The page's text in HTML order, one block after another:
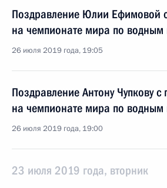
Поздравление Юлии Ефимовой
на чемпионате мира по водным
26 июля 2019 года, 19:05
Поздравление Антону Чупкову с
на чемпионате мира по водным
26 июля 2019 года, 19:00
23 июля 2019 года, вторник